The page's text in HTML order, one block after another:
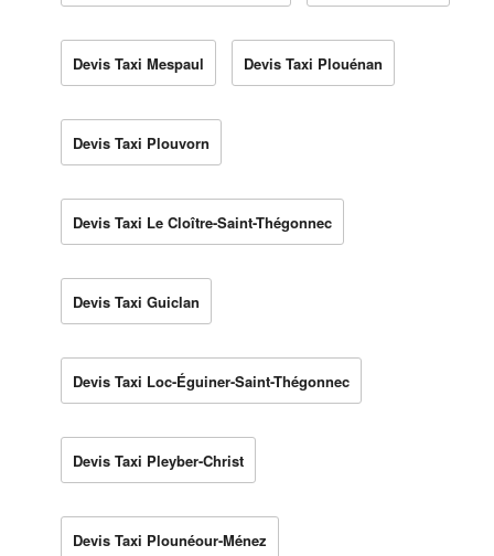
Devis Taxi Mespaul Devis Taxi Plouénan
Devis Taxi Plouvorn
Devis Taxi Le Cloître-Saint-Thégonnec
Devis Taxi Guiclan
Devis Taxi Loc-Éguiner-Saint-Thégonnec
Devis Taxi Pleyber-Christ
Devis Taxi Plounéour-Ménez